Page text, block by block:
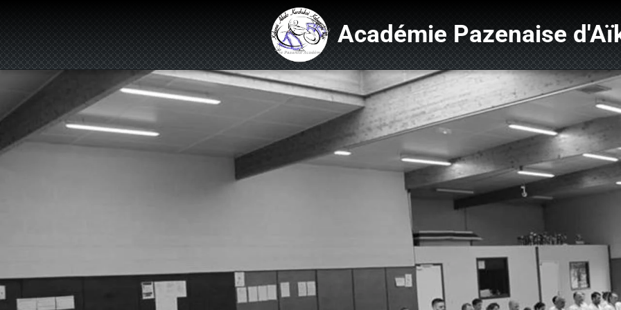
Académie Pazenaise